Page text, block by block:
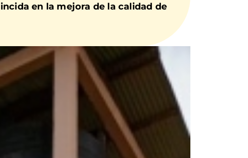
en la mejora de la calidad de